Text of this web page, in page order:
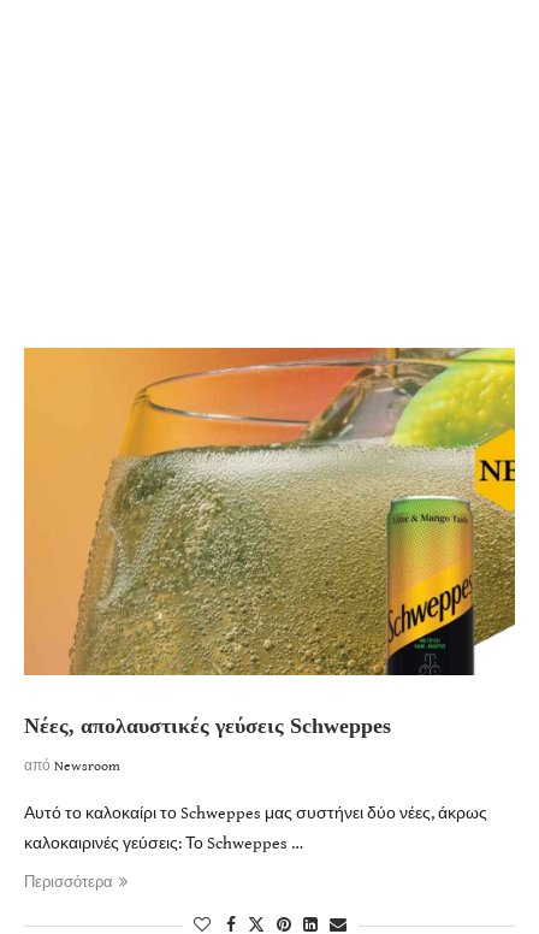
Νέες, απολαυστικές γεύσεις Schweppes
από Newsroom
Αυτό το καλοκαίρι το Schweppes μας συστήνει δύο νέες, άκρως
καλοκαιρινές γεύσεις: Το Schweppes …
Περισσότερα